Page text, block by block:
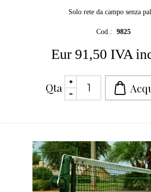
Solo rete da campo senza
Cod.: 9825
Eur 91,50 IVA
Qta